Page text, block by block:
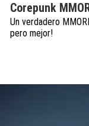
Corepunk
Un verdadero
pero mejor!